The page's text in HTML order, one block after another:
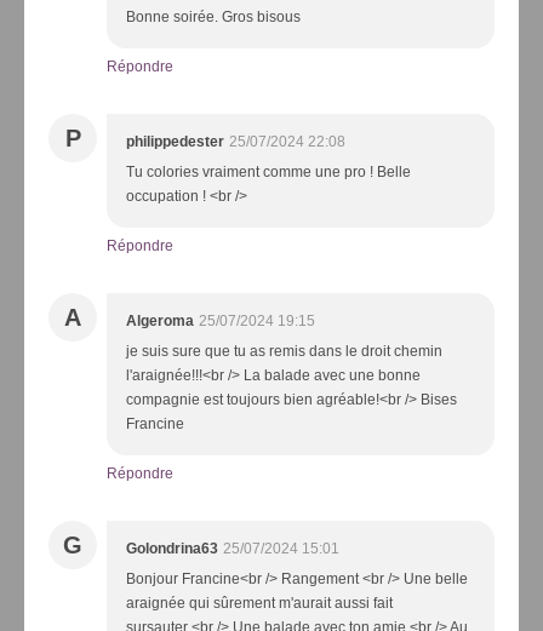
Bonne soirée. Gros bisous
Répondre
P philippedester 25/07/2024 22:08
Tu colories vraiment comme une pro ! Belle
occupation ! <br />
Répondre
A Algeroma 25/07/2024 19:15
je suis sure que tu as remis dans le droit chemin
l'araignée!!!<br /> La balade avec une bonne
compagnie est toujours bien agréable!<br /> Bises
Francine
Répondre
G Golondrina63 25/07/2024 15:01
Bonjour Francine<br /> Rangement <br /> Une belle
araignée qui sûrement m'aurait aussi fait
sursauter <br /> Une balade avec ton amie <br /> Au